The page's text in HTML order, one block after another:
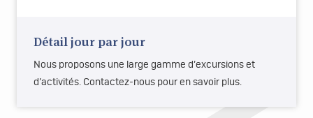
Détail jour par jour
Nous proposons une large gamme d’excursions et
d’activités. Contactez-nous pour en savoir plus.